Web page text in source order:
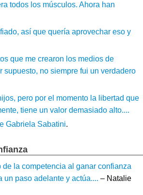
todos los músculos. Ahora han
así que quería aprovechar eso y
que me crearon los medios de
supuesto, no siempre fui un verdadero
pero por el momento la libertad que
tiene un valor demasiado alto....
Gabriela Sabatini.
de la competencia al ganar confianza
un paso adelante y actúa.... – Natalie